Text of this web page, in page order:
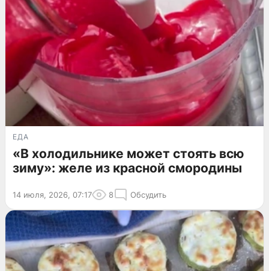
ЕДА
«В холодильнике может стоять всю
зиму»: желе из красной смородины
14 июля, 2026, 07:17 8 Обсудить